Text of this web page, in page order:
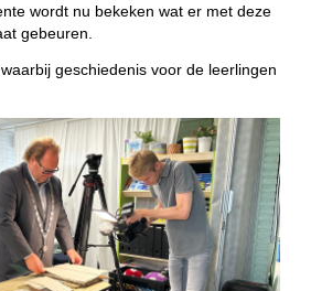
wordt nu bekeken wat er met deze
gebeuren.
geschiedenis voor de leerlingen